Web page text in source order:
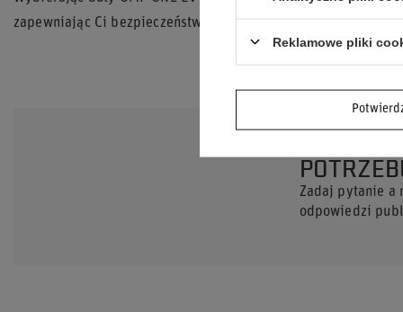
zapewniając Ci bezpieczeństwo, komfort i pewność siebie za
Zadaj pytanie a
odpowiedzi
Reklamowe pliki